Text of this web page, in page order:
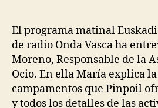
El programa matinal
de radio Onda Vasca ha
Moreno, Responsable de la
Ocio. En ella María explica
campamentos que Pinpoil
y todos los detalles de las